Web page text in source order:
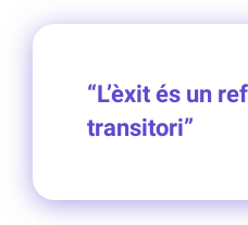
“L’èxit és un
transitori”